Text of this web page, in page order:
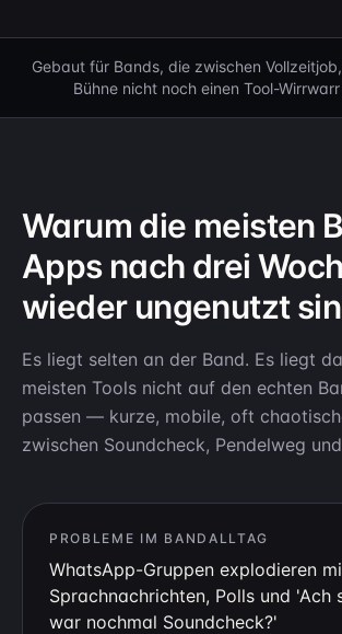
Gebaut für Bands, die zwischen
Bühne nicht noch einen Tool-
Warum die meisten
Apps nach drei
wieder ungenutzt
Es liegt selten an der Band. Es liegt
meisten Tools nicht auf den echten
passen — kurze, mobile, oft
zwischen Soundcheck, Pendelweg
PROBLEME IM BANDALLTAG
WhatsApp-Gruppen explodieren
Sprachnachrichten, Polls und 'Ach
war nochmal Soundcheck?'